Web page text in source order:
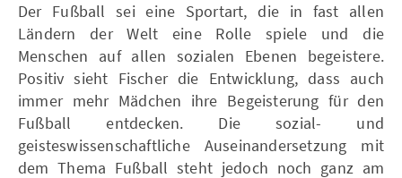
Der Fußball sei eine Sportart, die in fast allen
Ländern der Welt eine Rolle spiele und die
Menschen auf allen sozialen Ebenen begeistere.
Positiv sieht Fischer die Entwicklung, dass auch
immer mehr Mädchen ihre Begeisterung für den
Fußball entdecken. Die sozial- und
geisteswissenschaftliche Auseinandersetzung mit
dem Thema Fußball steht jedoch noch ganz am